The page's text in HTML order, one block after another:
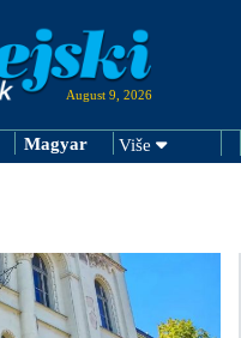
August 9, 2026
Magyar Više